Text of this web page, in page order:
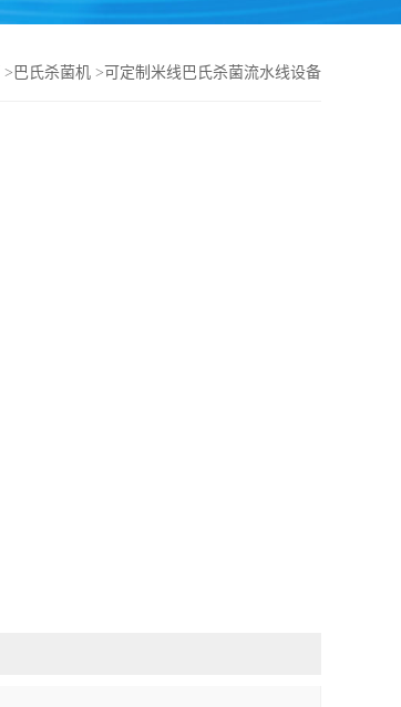
> 巴氏杀菌机 > 可定制米线巴氏杀菌流水线设备